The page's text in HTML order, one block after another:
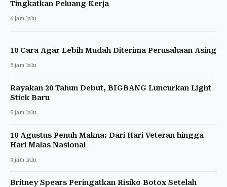
Tingkatkan Peluang Kerja
6 jam lalu
10 Cara Agar Lebih Mudah Diterima Perusahaan Asing
8 jam lalu
Rayakan 20 Tahun Debut, BIGBANG Luncurkan Light
Stick Baru
8 jam lalu
10 Agustus Penuh Makna: Dari Hari Veteran hingga
Hari Malas Nasional
9 jam lalu
Britney Spears Peringatkan Risiko Botox Setelah